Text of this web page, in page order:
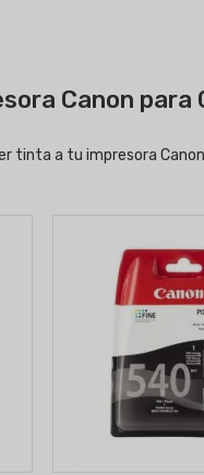
Canon para
tinta a tu impresora